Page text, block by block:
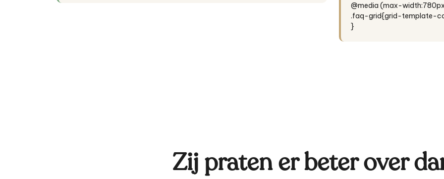
@media (max-
.faq-grid{grid-template-
}
Zij praten er beter over